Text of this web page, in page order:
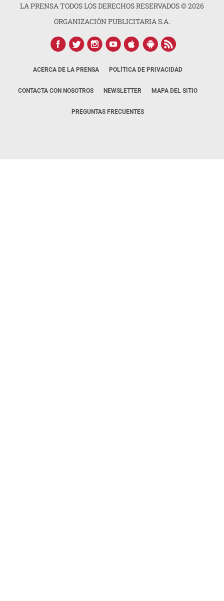
LA PRENSA TODOS LOS DERECHOS RESERVADOS ©2026
ORGANIZACIÓN PUBLICITARIA S.A.
ACERCA DE LA PRENSA POLÍTICA DE PRIVACIDAD
CONTACTA CON NOSOTROS NEWSLETTER MAPA DEL SITIO
PREGUNTAS FRECUENTES